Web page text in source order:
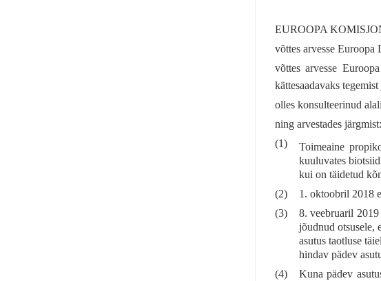
EUROOPA
võttes arvesse
võttes arvesse
kättesaadavaks
olles konsulteerinud
ning arvestades järgmist:
(1)
Toimeaine
kuuluvates
kui on täidetud
(2)
1. oktoobril 2018
(3)
8. veebruaril
jõudnud otsusele,
asutus taotluse
hindav pädev
(4)
Kuna pädev